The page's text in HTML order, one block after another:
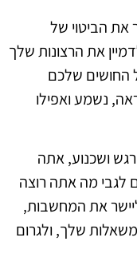
את הביטוי של
את הרצונות שלך
החושים שלכם
נשמע ואפילו
ושכנוע, אתה
לגבי מה אתה רוצה
את המחשבות,
שלך, ולגרום